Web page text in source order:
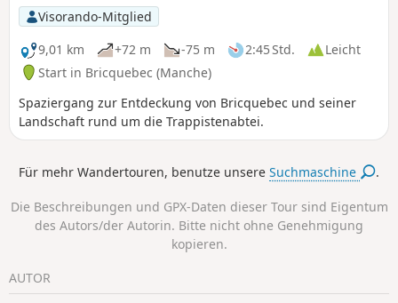
Visorando-Mitglied
9,01 km
+72 m -75 m 2:45 Std.
Leicht
Start in Bricquebec (Manche)
Spaziergang zur Entdeckung von Bricquebec und seiner
Landschaft rund um die Trappistenabtei.
Für mehr Wandertouren, benutze unsereSuchmaschine .
Die Beschreibungen und GPX-Daten dieser Tour sind Eigentum
des Autors/der Autorin. Bitte nicht ohne Genehmigung
kopieren.
AUTOR